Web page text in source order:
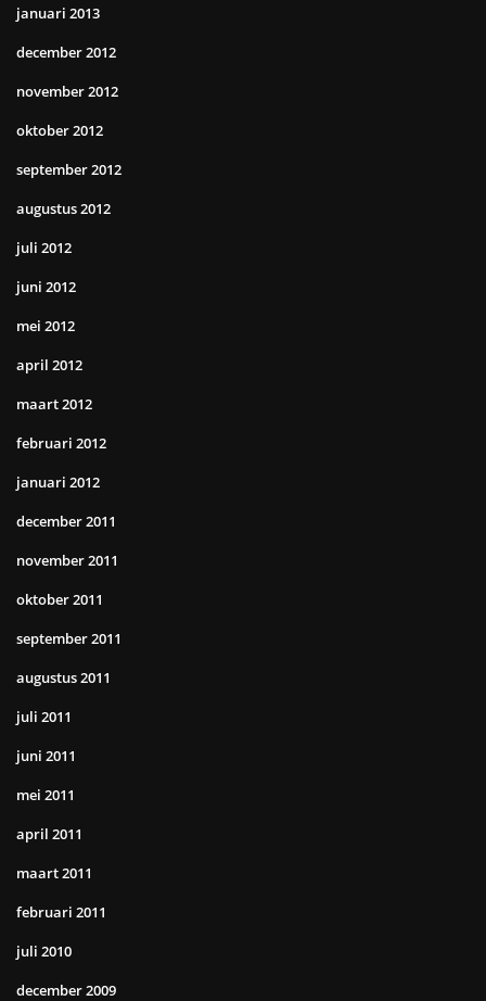
januari 2013
december 2012
november 2012
oktober 2012
september 2012
augustus 2012
juli 2012
juni 2012
mei 2012
april 2012
maart 2012
februari 2012
januari 2012
december 2011
november 2011
oktober 2011
september 2011
augustus 2011
juli 2011
juni 2011
mei 2011
april 2011
maart 2011
februari 2011
juli 2010
december 2009